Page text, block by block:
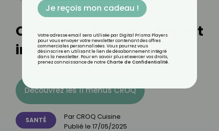
Quelle eau facilite le transit
intestinal ?
Découvrez les 11 menus CROQ
SANTÉ Par CROQ Cuisine
Publié le 17/05/2025
Je reçois mon cadeau !
Votre adresse email sera utilisée par Digital Prisma Players
pour vous envoyer votre newsletter contenant des offres
commerciales personnalisées. Vous pourrez vous
désinscrire en utilisant le lien de désabonnement intégré
dans la newsletter. Pour en savoir plus et exercer vos droits,
prenez connaissance de notre Charte de Confidentialité.